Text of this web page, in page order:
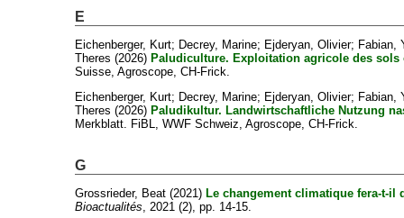
E
Eichenberger, Kurt; Decrey, Marine; Ejderyan, Olivier; Fabian,
Theres (2026) Paludiculture. Exploitation agricole des
Suisse, Agroscope, CH-Frick.
Eichenberger, Kurt; Decrey, Marine; Ejderyan, Olivier; Fabian,
Theres (2026) Paludikultur. Landwirtschaftliche Nutzung
Merkblatt. FiBL, WWF Schweiz, Agroscope, CH-Frick.
G
Grossrieder, Beat (2021) Le changement climatique fera-t-il
Bioactualités, 2021 (2), pp. 14-15.